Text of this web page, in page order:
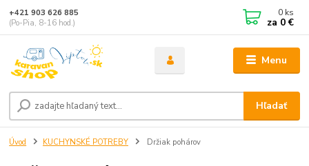
Menu
Hľadať
+421 903 626 885
(Po-Pia, 8-16 hod.)
0 ks
za 0 €
Úvod KUCHYNSKÉ POTREBY Držiak pohárov